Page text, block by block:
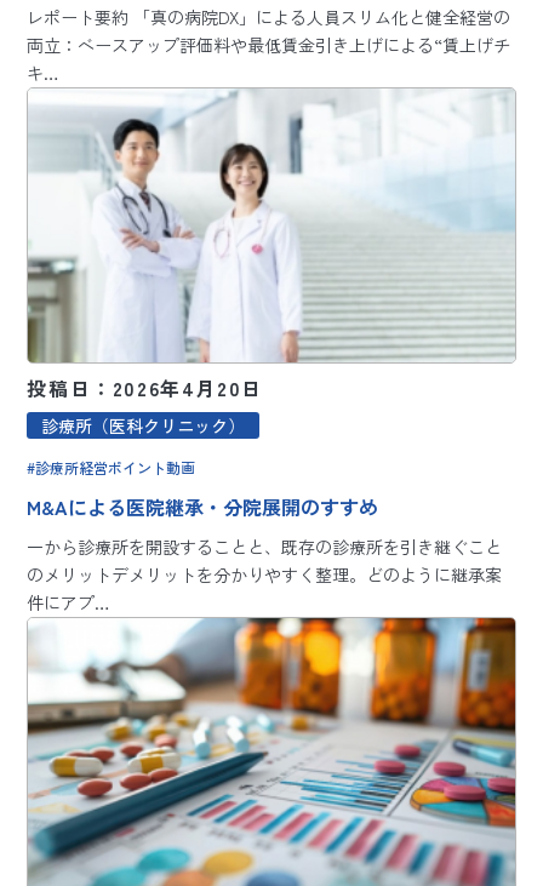
変革～
レポート要約 「真の病院DX」による人員スリム化と健全経営の
両立：ベースアップ評価料や最低賃金引き上げによる“賃上げチ
キ…
投稿日：2026年4月20日
診療所（医科クリニック）
診療所経営ポイント動画
M&Aによる医院継承・分院展開のすすめ
一から診療所を開設することと、既存の診療所を引き継ぐこと
のメリットデメリットを分かりやすく整理。どのように継承案
件にアプ…